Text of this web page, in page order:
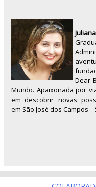
Dear
Mundo. Apaixonada por
em descobrir novas
em São José dos Campos –